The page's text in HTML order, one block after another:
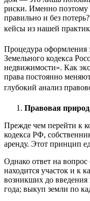
риски. Именно
правильно и без
кейсы из нашей
Процедура оформления
Земельного кодекса
недвижимости». Как
права постоянно
глубокий анализ
Правовая
Прежде чем перейти к
кодекса РФ,
аренду. Этот принцип
Однако ответ на вопрос
находится участок и к
возникших до введения
года; выкуп земли по